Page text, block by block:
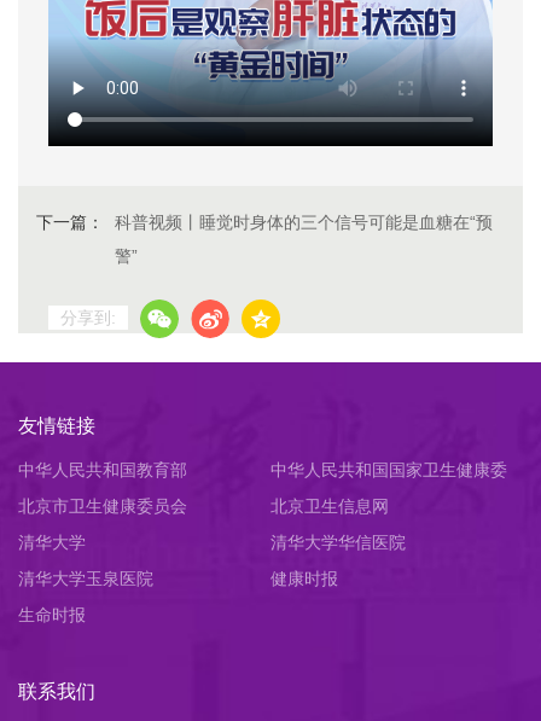
下一篇：
科普视频丨睡觉时身体的三个信号可能是血糖在“预
警”
分享到:
友情链接
中华人民共和国教育部
中华人民共和国国家卫生健康委
员会
北京市卫生健康委员会
北京卫生信息网
清华大学
清华大学华信医院
清华大学玉泉医院
健康时报
生命时报
联系我们